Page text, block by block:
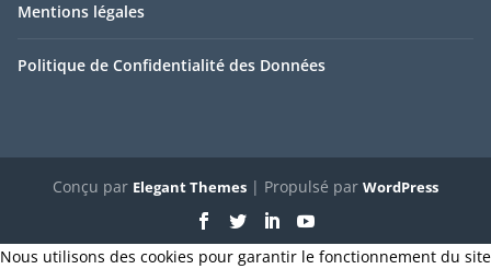
Mentions légales
Politique de Confidentialité des Données
Conçu par Elegant Themes | Propulsé par WordPress
Nous utilisons des cookies pour garantir le fonctionnement du site